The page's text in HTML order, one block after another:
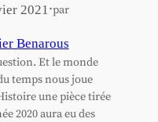
2021 ·par
Benarous
Et le monde
temps nous joue
une pièce tirée
2020 aura eu des